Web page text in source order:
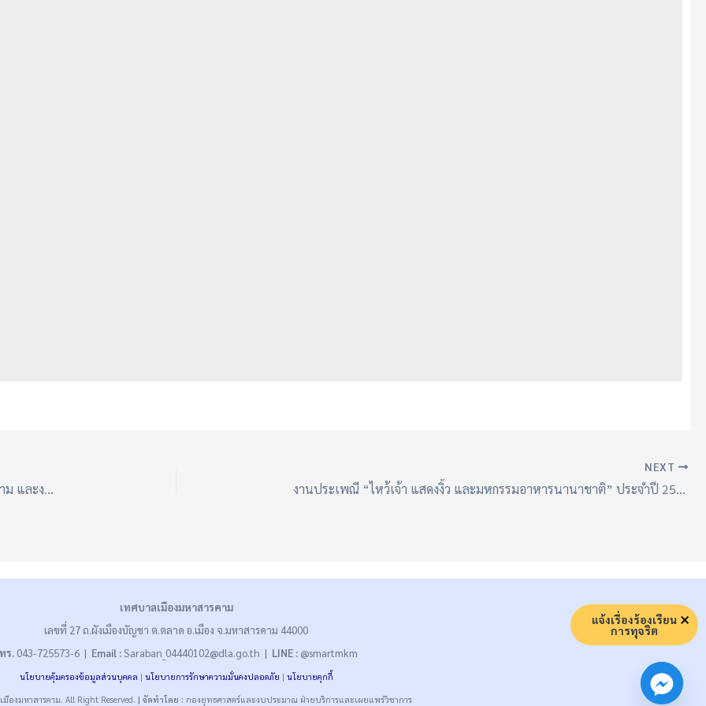
ขอเชิญชวนร่วมงานส่งเสริมเครือข่ายทางวัฒนธรรมเมืองมหาสารคาม และงานประเพณีลอยกระทง ประจำปี 2567
NEXT
งานประเพณี “ไหว้เจ้า แสดงงิ้ว และมหกรรมอาหารนานาชาติ” ประจำปี 2567
เทศบาลเมืองมหาสารคาม
เลขที่ 27 ถ.ผังเมืองบัญชา ต.ตลาด อ.เมือง จ.มหาสารคาม 44000
ร. 043-725573-6 | Email :Saraban_04440102@dla.go.th | LINE : @smartmkm
นโยบายคุ้มครองข้อมูลส่วนบุคคล | นโยบายการรักษาความมั่นคงปลอดภัย | นโยบายคุกกี้
องมหาสารคาม. All Right Reserved. | จัดทำโดย : กองยุทธศาสตร์และงบประมาณ ฝ่ายบริการและเผยแพร่วิชาการ
แจ้งเรื่องร้องเรียน
การทุจริต